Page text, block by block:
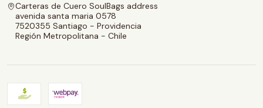
Carteras de Cuero SoulBags address
avenida santa maria 0578
7520355 Santiago - Providencia
Región Metropolitana - Chile